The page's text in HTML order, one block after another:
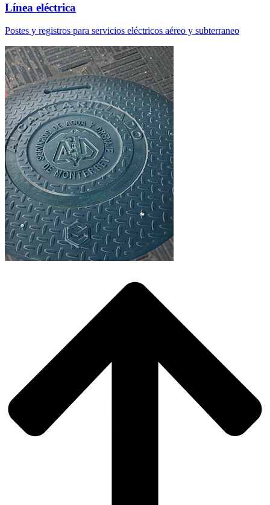
Línea eléctrica
Postes y registros para servicios eléctricos aéreo y subterraneo